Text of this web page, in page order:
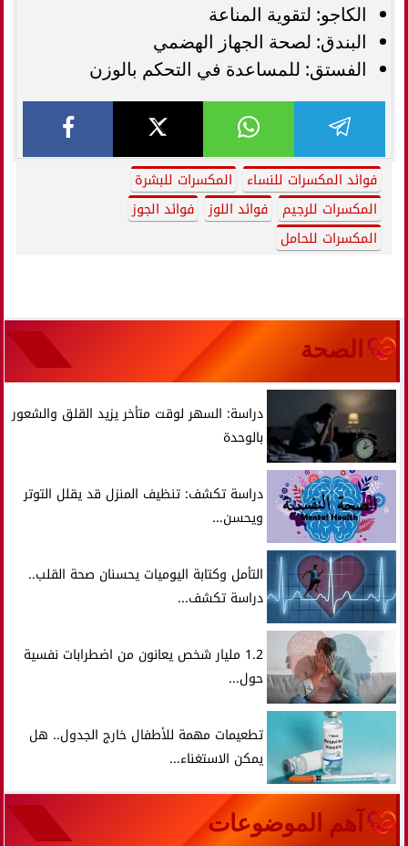
الكاجو: لتقوية المناعة
البندق: لصحة الجهاز الهضمي
الفستق: للمساعدة في التحكم بالوزن
فوائد المكسرات للنساء
المكسرات للبشرة
المكسرات للرجيم
فوائد اللوز
فوائد الجوز
المكسرات للحامل
الصحة
دراسة: السهر لوقت متأخر يزيد القلق والشعور
بالوحدة
دراسة تكشف: تنظيف المنزل قد يقلل التوتر
ويحسن...
التأمل وكتابة اليوميات يحسنان صحة القلب..
دراسة تكشف...
1.2 مليار شخص يعانون من اضطرابات نفسية
حول...
تطعيمات مهمة للأطفال خارج الجدول.. هل
يمكن الاستغناء...
آهم الموضوعات